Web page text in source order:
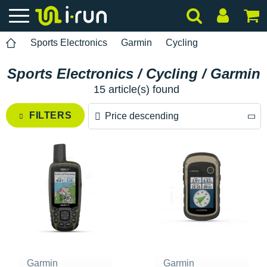
Sports Electronics Garmin Cycling
Sports Electronics / Cycling / Garmin
15 article(s) found
FILTERS Price descending
Garmin Garmin